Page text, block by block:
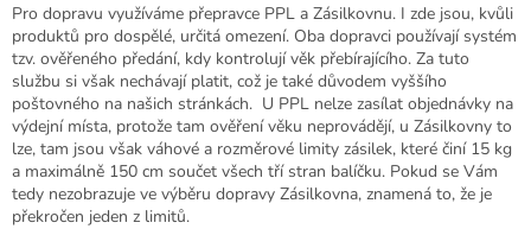
Pro dopravu využíváme přepravce PPL a Zásilkovnu. I zde jsou, kvůli
produktů pro dospělé, určitá omezení. Oba dopravci používají systém
tzv. ověřeného předání, kdy kontrolují věk přebírajícího. Za tuto
službu si však nechávají platit, což je také důvodem vyššího
poštovného na našich stránkách. U PPL nelze zasílat objednávky na
výdejní místa, protože tam ověření věku neprovádějí, u Zásilkovny to
lze, tam jsou však váhové a rozměrové limity zásilek, které činí 15 kg
a maximálně 150 cm součet všech tří stran balíčku. Pokud se Vám
tedy nezobrazuje ve výběru dopravy Zásilkovna, znamená to, že je
překročen jeden z limitů.